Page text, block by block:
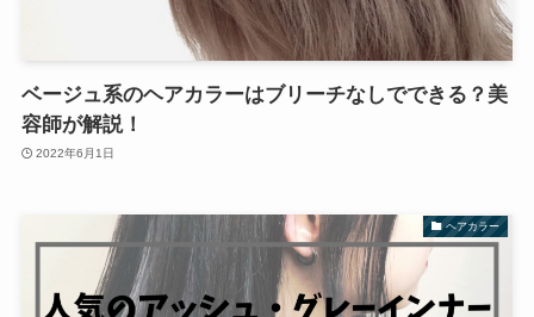
ベージュ系のヘアカラーはブリーチなしでできる？美
容師が解説！
2022年6月1日
ヘアカラー